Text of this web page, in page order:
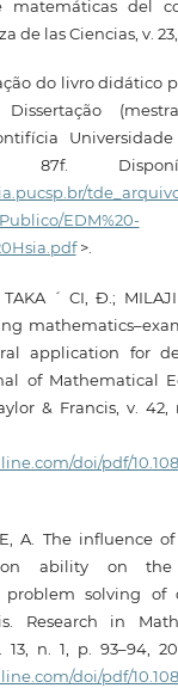
matemáticas del
de las Ciencias, v. 23,
do livro didático
87f.
EDM%20-
>.
TAKA ´ CI, Ð.;
application for
of Mathematical
& Francis, v. 42,
doi/pdf/
A. The influence
ability on
problem solving of
Research in
13, n. 1, p. 93–94,
doi/pdf/